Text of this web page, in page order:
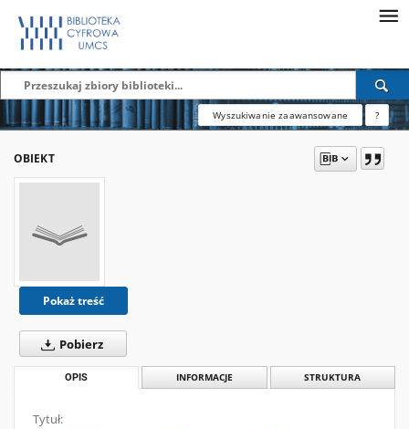
Wyszukiwanie zaawansowane ?
OBIEKT
Pokaż treść
Pobierz
OPIS INFORMACJE STRUKTURA
Tytuł: